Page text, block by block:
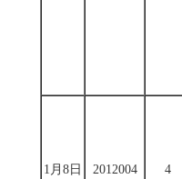
1月8日 2012004 4